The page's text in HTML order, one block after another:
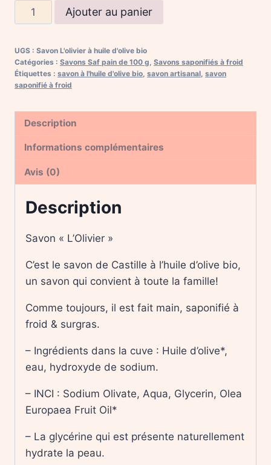
quantité
de
"l'Olivier"
à
l'huile
bio,
Castille
Ajouter au panier
UGS : Savon L'olivier à huile d'olive bio
Catégories : Savons Saf pain de 100 g Savons saponifiés à froid
Étiquettes : savon à l'huile d'olive bio savon artisanal savon
saponifié à froid
Description
Informations complémentaires
Avis (0)
Description
Savon « L’Olivier »
C’est le savon de Castille à l’huile d’olive bio,
un savon qui convient à toute la famille!
Comme toujours, il est fait main, saponifié à
froid & surgras.
– Ingrédients dans la cuve : Huile d’olive*,
eau, hydroxyde de sodium.
– INCI : Sodium Olivate, Aqua, Glycerin, Olea
Europaea Fruit Oil*
– La glycérine qui est présente naturellement
hydrate la peau.